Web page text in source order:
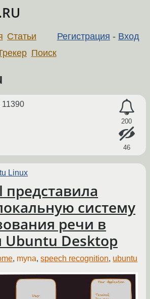
Регистрация - Вход
Статьи
Поиск
200
46
11390
Linux
представила
систему
речи в
Ubuntu Desktop
, myna,speech recognition, ubuntu